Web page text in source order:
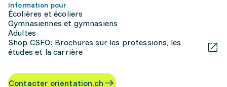
Information pour
Écolières et écoliers
Gymnasiennes et gymnasiens
Adultes
Shop CSFO: Brochures sur les professions, les
études et la carrière
Contacter orientation.ch